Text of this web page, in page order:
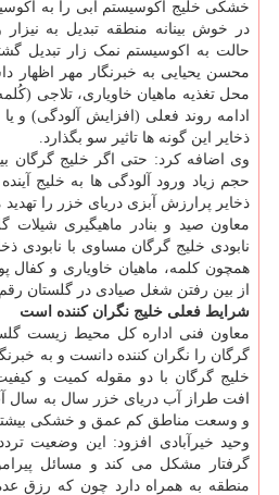
خشکی خلیج اکوسیستم آبی را به
در خوش بینانه منطقه تبدیل به نیزار
حالت به اکوسیستم نمک زار تبدیل
محسن یحیایی به خبرنگار مهر اظهار
محل تغذیه ماهیان خاویاری، تلاجی
ادامه روند فعلی (افزایش آلودگی) و
ذخایر این گونه ها تاثیر سو بگذارد.
وی اضافه کرد: حتی اگر خلیج گرگان
حجم زیاد ورود آلودگی ها به خلیج
ذخایر پرارزش آبزی دریای خزر را تهدید
معاون صید و بنادر ماهیگیری
نابودی خلیج گرگان مساوی با نابودی
همچون کلمه، ماهیان خاویاری و کفال
از بین رفتن شغل صیادی در گلستان
شرایط فعلی خلیج نگران کننده است
معاون فنی اداره کل محیط زیست
گرگان را نگران کننده دانست و به
خلیج گرگان با دو مقوله کمیت و
افت طراز آب دریای خزر سال به سال
و وسعت مناطق کم عمق و خشکی بیشتر
وحید خیرآبادی افزود: این وضعیت
گرفتار مشکل می کند و مسائل
منطقه به همراه دارد چون که رزق